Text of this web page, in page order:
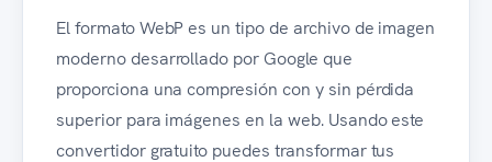
El formato WebP es un tipo de archivo de imagen
moderno desarrollado por Google que
proporciona una compresión con y sin pérdida
superior para imágenes en la web. Usando este
convertidor gratuito puedes transformar tus